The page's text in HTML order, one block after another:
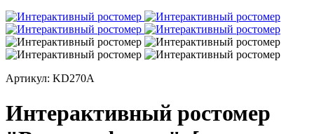
Артикул: KD270A
Интерактивный ростомер